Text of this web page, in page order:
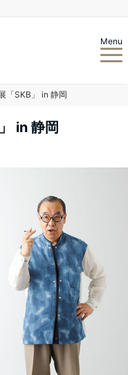
Menu
「SKB」 in 静岡
in 静岡